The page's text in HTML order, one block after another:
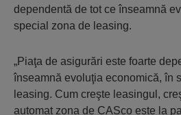
dependentă de tot ce înseamnă
special zona de leasing.
„Piaţa de asigurări este foarte
înseamnă evoluţia economică, în
leasing. Cum creşte leasingul,
automat zona de CASco este la